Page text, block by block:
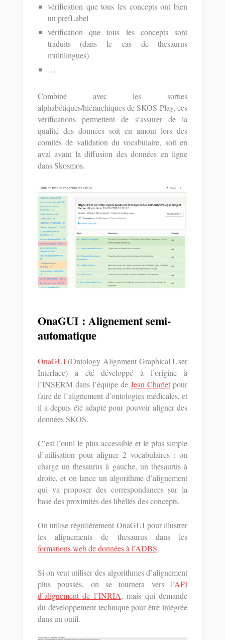
vérification que tous les concepts ont bien
un prefLabel
vérification que tous les concepts sont
traduits (dans le cas de thesaurus
multilingues)
…
Combiné avec les sorties
alphabétiques/hiérarchiques de SKOS Play, ces
vérifications permettent de s’assurer de la
qualité des données soit en amont lors des
comités de validation du vocabulaire, soit en
aval avant la diffusion des données en ligne
dans Skosmos.
OnaGUI : Alignement semi-
automatique
OnaGUI(Ontology Alignment Graphical User
Interface) a été développé à l’origine à
l’INSERM dans l’équipe deJean Charlet pour
faire de l’alignement d’ontologies médicales, et
il a depuis été adapté pour pouvoir aligner des
données SKOS.
C’est l’outil le plus accessible et le plus simple
d’utilisation pour aligner 2 vocabulaires : on
charge un thesaurus à gauche, un thesaurus à
droite, et on lance un algorithme d’alignement
qui va proposer des correspondances sur la
base des proximités des libellés des concepts.
On utilise régulièrement OnaGUI pour illustrer
les alignements de thesaurus dans les
formations web de données à l’ADBS.
Si on veut utiliser des algorithmes d’alignement
plus poussés, on se tournera vers l’API
d’alignement de l’INRIA, mais qui demande
du développement technique pour être intégrée
dans un outil.